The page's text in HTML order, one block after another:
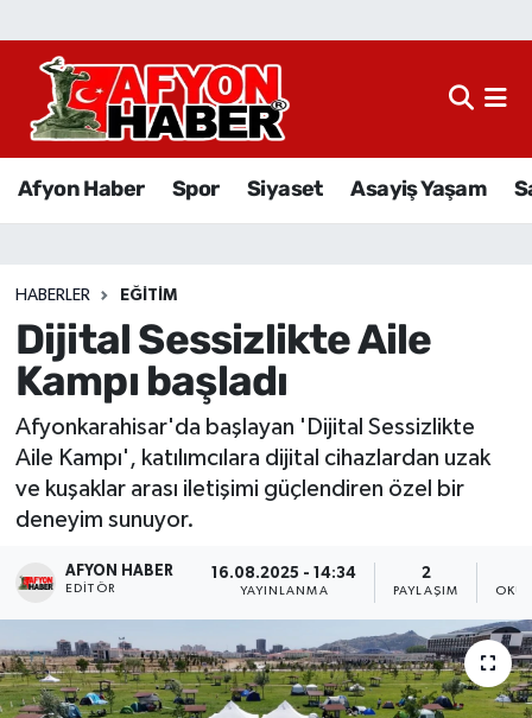
Afyon Haber Spor Siyaset Asayiş Yaşam
HABERLER EĞITIM
Dijital Sessizlikte Aile
Kampı başladı
Afyonkarahisar'da başlayan 'Dijital Sessizlikte
Aile Kampı', katılımcılara dijital cihazlardan uzak
ve kuşaklar arası iletişimi güçlendiren özel bir
deneyim sunuyor.
AFYON HABER
EDITÖR
16.08.2025 - 14:34
YAYINLANMA
2
PAYLAŞIM
Afyon Haber
Sağlık
Eğitim
Sivil Toplum
Ekonomi
Magazin
Etkinlikler